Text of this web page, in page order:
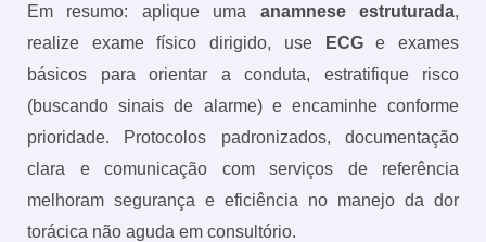
Em resumo: aplique uma anamnese estruturada,
realize exame físico dirigido, use
ECGe exames
básicos para orientar a conduta, estratifique risco
(buscando sinais de alarme) e encaminhe conforme
prioridade. Protocolos padronizados, documentação
clara e comunicação com serviços de referência
melhoram segurança e eficiência no manejo da dor
torácica não aguda em consultório.